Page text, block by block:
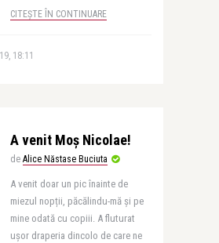
CITEȘTE ÎN CONTINUARE
18:11
A venit Moș Nicolae!
de Alice Năstase Buciuta
A venit doar un pic înainte de
miezul nopții, păcălindu-mă și pe
mine odată cu copiii. A fluturat
ușor draperia dincolo de care ne